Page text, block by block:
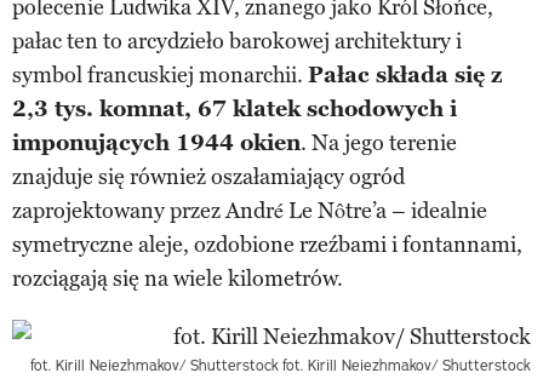
polecenie Ludwika XIV, znanego jako Król Słońce,
pałac ten to arcydzieło barokowej architektury i
symbol francuskiej monarchii. Pałac składa się z
2,3 tys. komnat, 67 klatek schodowych i
imponujących 1944 okien. Na jego terenie
znajduje się również oszałamiający ogród
zaprojektowany przez André Le Nôtre’a – idealnie
symetryczne aleje, ozdobione rzeźbami i fontannami,
rozciągają się na wiele kilometrów.
fot. Kirill Neiezhmakov/ Shutterstock fot. Kirill Neiezhmakov/ Shutterstock